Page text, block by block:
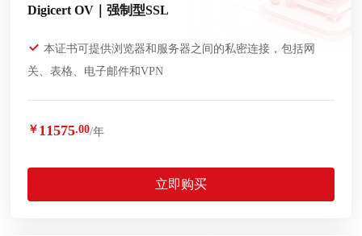
Digicert OV｜强制型SSL
本证书可提供浏览器和服务器之间的私密连接，包括网
关、表格、电子邮件和VPN
￥ 11575.00/年
立即购买